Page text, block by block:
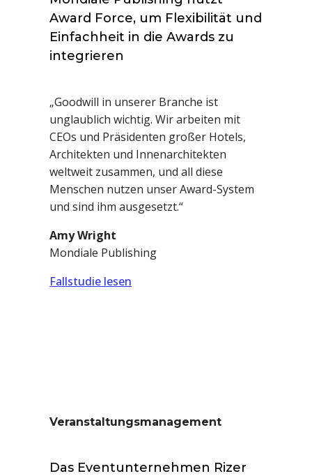
Award Force, um Flexibilität und
Einfachheit in die Awards zu
integrieren
„Goodwill in unserer Branche ist
unglaublich wichtig. Wir arbeiten mit
CEOs und Präsidenten großer Hotels,
Architekten und Innenarchitekten
weltweit zusammen, und all diese
Menschen nutzen unser Award-System
und sind ihm ausgesetzt.“
Amy Wright
Mondiale Publishing
Fallstudie lesen
Veranstaltungsmanagement
Das Eventunternehmen Rizer